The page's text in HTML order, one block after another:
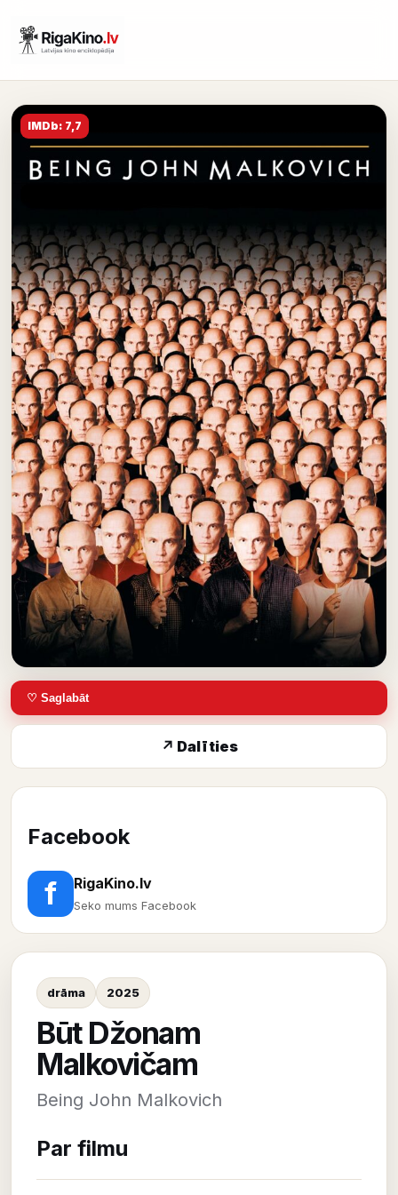
IMDb: 7,7
♡ Saglabāt
↗ Dalīties
Facebook
f RigaKino.lv
Seko mums Facebook
drāma 2025
Būt Džonam
Malkovičam
Being John Malkovich
Par filmu